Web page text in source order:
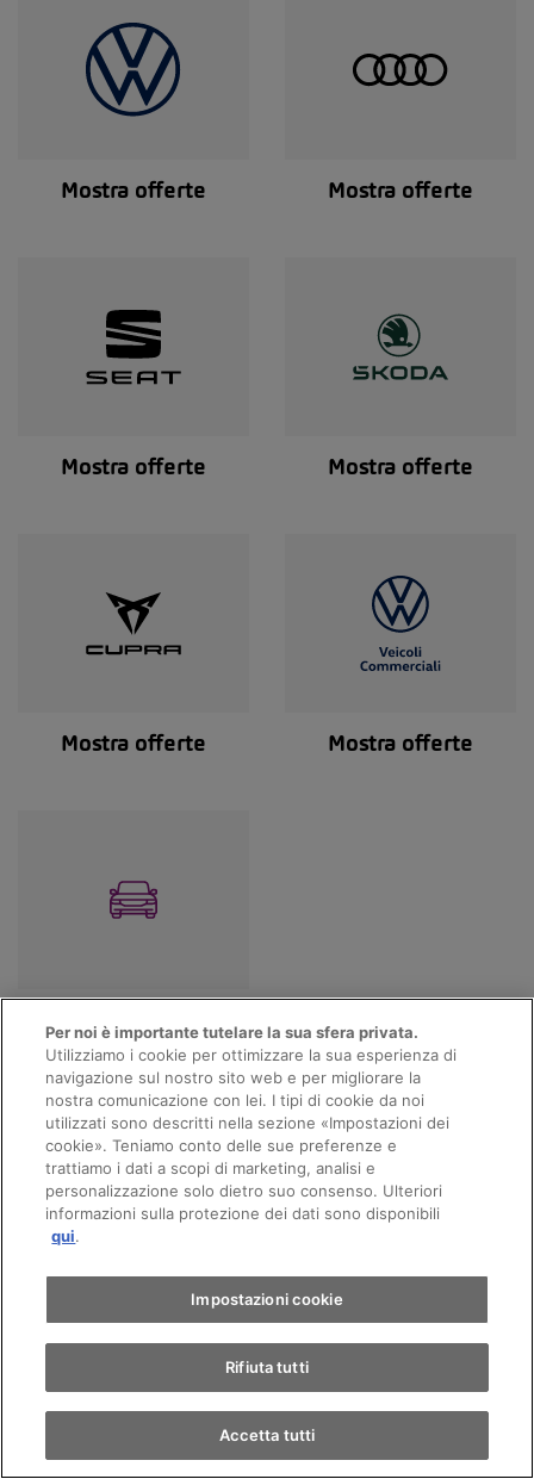
Mostra offerte Mostra offerte
Mostra offerte Mostra offerte
Mostra offerte Mostra offerte
Tutte le marche
Di più AMAG Wettswil
continua con le nostre
continua con i nostri
Appuntamento
Giro di prova
Trova un'auto
Per noi è importante tutelare la sua sfera privata.
Utilizziamo i cookie per ottimizzare la sua esperienza di
navigazione sul nostro sito web e per migliorare la
nostra comunicazione con lei. I tipi di cookie da noi
utilizzati sono descritti nella sezione «Impostazioni dei
cookie». Teniamo conto delle sue preferenze e
trattiamo i dati a scopi di marketing, analisi e
personalizzazione solo dietro suo consenso. Ulteriori
informazioni sulla protezione dei dati sono disponibili
qui.
Impostazioni cookie
Rifiuta tutti
Accetta tutti